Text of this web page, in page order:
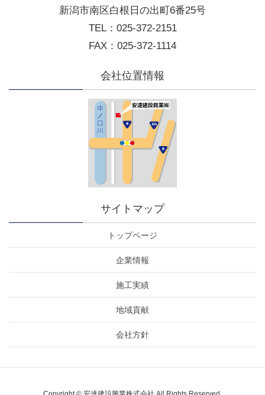
新潟市南区白根日の出町6番25号
TEL：025-372-2151
FAX：025-372-1114
会社位置情報
サイトマップ
トップページ
企業情報
施工実績
地域貢献
会社方針